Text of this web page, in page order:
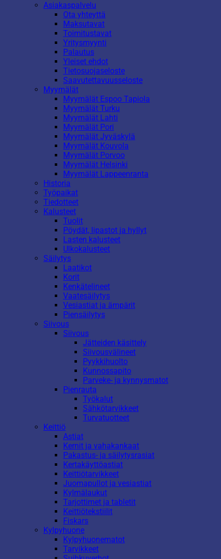
Asiakaspalvelu
Ota yhteyttä
Maksutavat
Toimitustavat
Yritysmyynti
Palautus
Yleiset ehdot
Tietosuojaseloste
Saavutettavuusseloste
Myymälät
Myymälät Espoo Tapiola
Myymälät Turku
Myymälät Lahti
Myymälät Pori
Myymälät Jyväskylä
Myymälät Kouvola
Myymälät Porvoo
Myymälät Helsinki
Myymälät Lappeenranta
Historia
Työpaikat
Tiedotteet
Kalusteet
Tuolit
Pöydät, lipastot ja hyllyt
Lasten kalusteet
Ulkokalusteet
Säilytys
Laatikot
Korit
Kenkätelineet
Vaatesäilytys
Vesiastiat ja ämpärit
Piensäilytys
Siivous
Siivous
Jätteiden käsittely
Siivousvälineet
Pyykkihuolto
Kunnossapito
Parveke- ja kynnysmatot
Pienrauta
Työkalut
Sähkötarvikkeet
Turvatuotteet
Keittiö
Astiat
Kernit ja vahakankaat
Pakastus- ja säilytysrasiat
Kertakäyttöastiat
Keittiötarvikkeet
Juomapullot ja vesiastiat
Kylmälaukut
Tarjottimet ja tabletit
Keittiötekstiilit
Fiskars
Kylpyhuone
Kylpyhuonematot
Tarvikkeet